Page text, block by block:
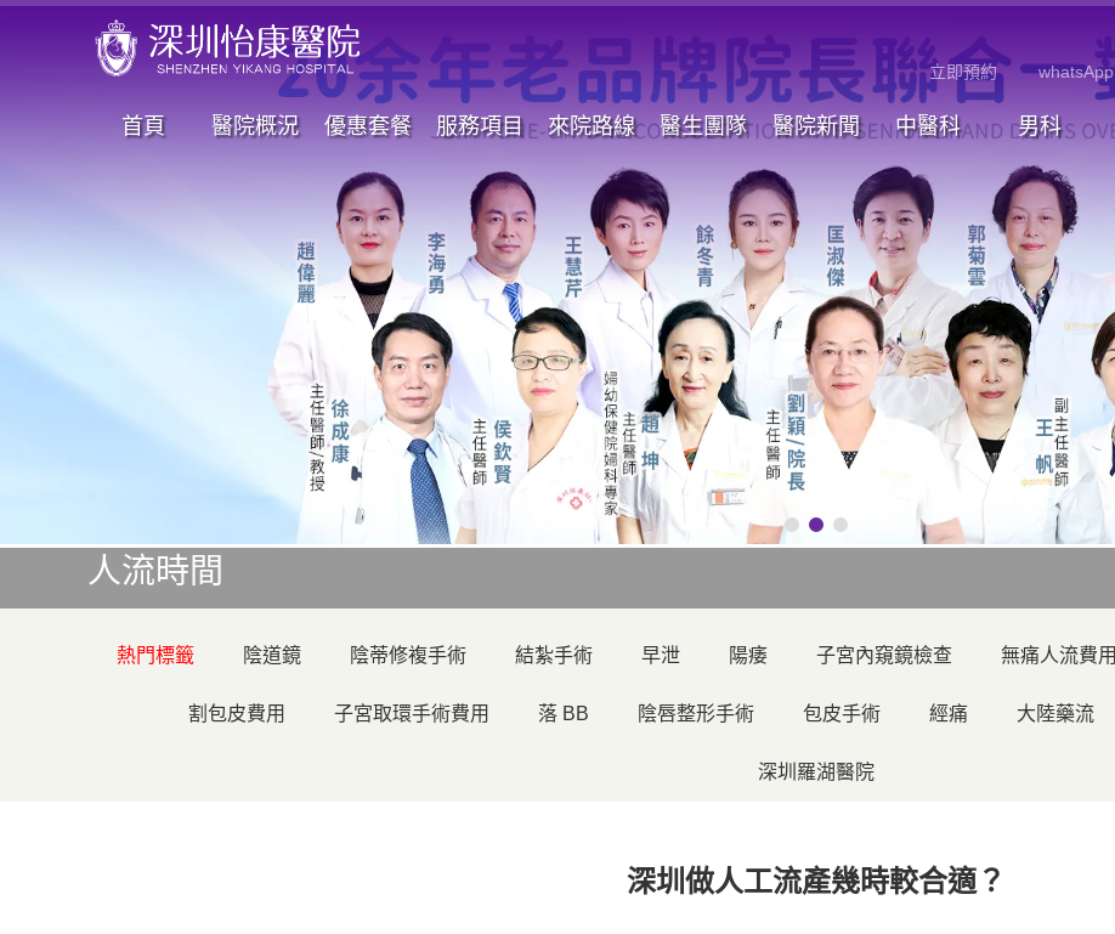
立即預約 whatsApp
首頁 醫院概況 優惠套餐 服務項目 來院路線 醫生團隊 醫院新聞 中醫科 男科
人流時間
熱門標籤 陰道鏡 陰蒂修複手術 結紮手術 早泄 陽痿 子宮內窺鏡檢查 無痛人流費用
割包皮費用 子宮取環手術費用 落 BB 陰唇整形手術 包皮手術 經痛 大陸藥流
深圳羅湖醫院
深圳做人工流產幾時較合適？